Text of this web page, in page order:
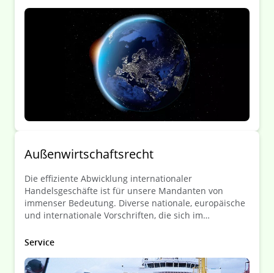
Einnahmequellen aus dem Verkauf von Energien
inbesonder Öl und Ölprodukte zuverringern. Die
Ergänzungen betreffen die Verordnung (EU) 833/2014
sowie die Verordnung (EU) 269/2014. Im Folgenden
erhalten Sie einen kurzen Überblick über die
wichtigsten Ergänzungen sowie Änderungen und die
sich daraus ergebenen Auswirkungen für europäische
Außenwirtschaftsrecht
Die effiziente Abwicklung internationaler
Handelsgeschäfte ist für unsere Mandanten von
immenser Bedeutung. Diverse nationale, europäische
und internationale Vorschriften, die sich im
Welthandel und stellen Unternehmen stetig vor neue
Service